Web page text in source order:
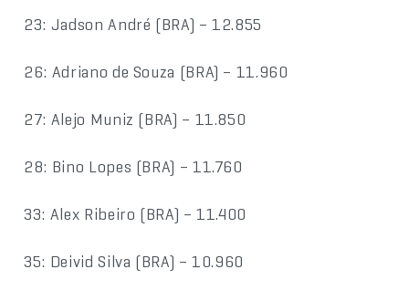
23: Jadson André (BRA) – 12.855
26: Adriano de Souza (BRA) – 11.960
27: Alejo Muniz (BRA) – 11.850
28: Bino Lopes (BRA) – 11.760
33: Alex Ribeiro (BRA) – 11.400
35: Deivid Silva (BRA) – 10.960